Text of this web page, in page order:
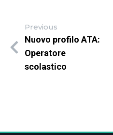
Previous
Nuovo profilo ATA:
Operatore
scolastico